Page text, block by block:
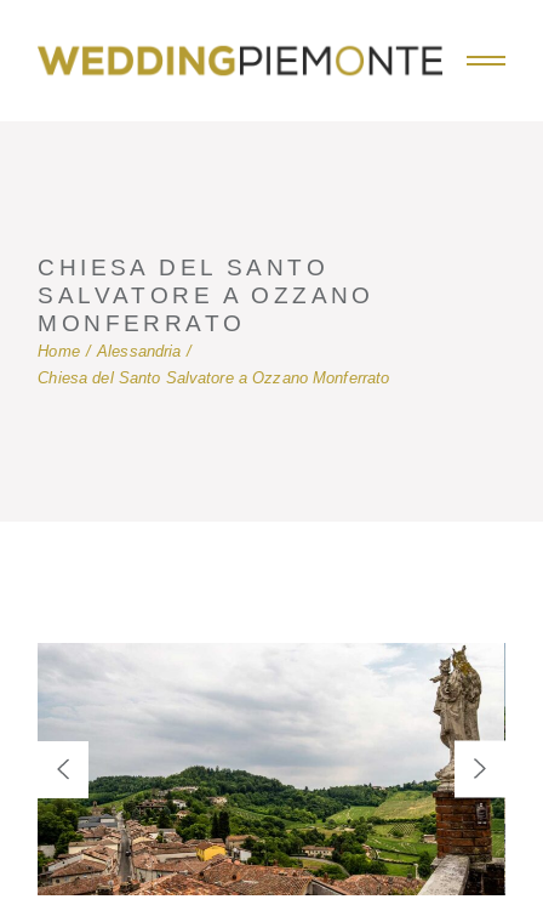
content
CHIESA DEL SANTO
SALVATORE A OZZANO
MONFERRATO
Home
Alessandria
Chiesa del Santo Salvatore a Ozzano Monferrato